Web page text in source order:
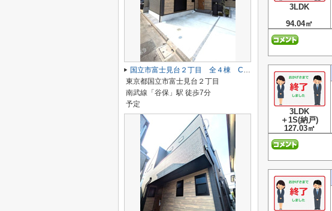
3LDK
94.04㎡
3LDK
＋1S(納戸)
127.03㎡
国立市富士見台２丁目 全４棟 C号棟 仲介手数料無料♪
東京都国立市富士見台２丁目
南武線「谷保」駅 徒歩7分
予定